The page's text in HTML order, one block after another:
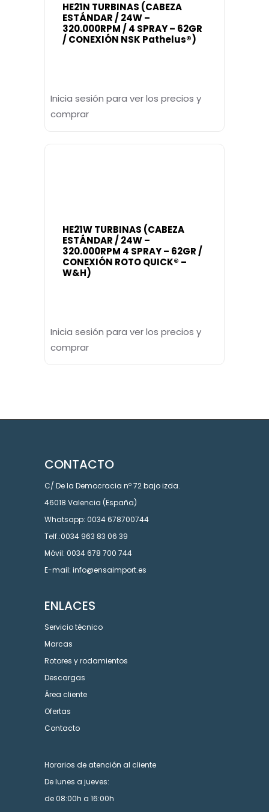
HE21N TURBINAS (CABEZA
ESTÁNDAR / 24W –
320.000RPM / 4 SPRAY – 62GR
/ CONEXIÓN NSK Pathelus®)
Inicia sesión para ver los precios y
comprar
HE21W TURBINAS (CABEZA
ESTÁNDAR / 24W –
320.000RPM 4 SPRAY – 62GR /
CONEXIÓN ROTO QUICK® –
W&H)
Inicia sesión para ver los precios y
comprar
CONTACTO
C/ De la Democracia nº 72 bajo izda.
46018 Valencia (España)
Whatsapp: 0034 678700744
Telf.:0034 963 83 06 39
Móvil: 0034 678 700 744
E-mail: info@ensaimport.es
ENLACES
Servicio técnico
Marcas
Rotores y rodamientos
Descargas
Área cliente
Ofertas
Contacto
Horarios de atención al cliente
De lunes a jueves:
de 08:00h a 16:00h